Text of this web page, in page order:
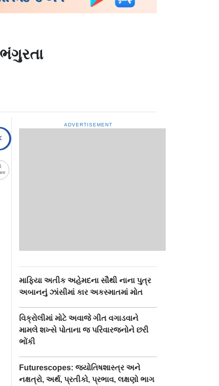
ADVERTISEMENT
માફિયા અતીક અહેમદના સૌથી નાના પુત્ર
અબાનનું ઝાંસીમાં કાર અકસ્માતમાં મોત
વિક્રોલીમાં મોટે અવાજે ગીત વગાડવાને
મામલે શખ્સે પોતાના જ પરિવારજનોને છરી
ભોંકી
Futurescopes: જ્યોતિષશાસ્ત્ર અને
નક્ષત્રો, અર્થ, પ્રતીકો, પ્રભાવ, લક્ષણો ભાગ